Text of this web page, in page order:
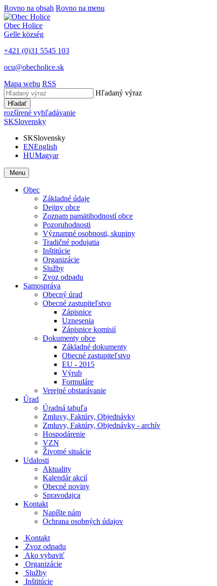
Rovno na obsah Rovno na menu
Obec Holice
Gelle község
+421 (0)31 5545 103
ocu@obecholice.sk
Mapa webu RSS
Hľadaný výraz
Hľadať
rozšírené vyhľadávanie
SKSlovensky
SKSlovensky
ENEnglish
HUMagyar
Menu
Obec
Základné údaje
Dejiny obce
Zoznam pamätihodností obce
Pozoruhodnosti
Významné osobnosti, skupiny
Tradičné podujatia
Inštitúcie
Organizácie
Služby
Zvoz odpadu
Samospráva
Obecný úrad
Obecné zastupiteľstvo
Zápisnice
Uznesenia
Zápisnice komisií
Dokumenty obce
Základné dokumenty
Obecné zastupiteľstvo
EU - 2015
Výrub
Formuláre
Verejné obstarávanie
Úrad
Úradná tabuľa
Zmluvy, Faktúry, Objednávky
Zmluvy, Faktúry, Objednávky - archív
Hospodárenie
VZN
Životné situácie
Udalosti
Aktuality
Kalendár akcií
Obecné noviny
Spravodajca
Kontakt
Napíšte nám
Ochrana osobných údajov
Kontakt
Zvoz odpadu
Ako vybaviť
Organizácie
Služby
Inštitúcie